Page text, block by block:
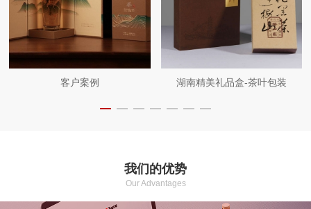
客户案例 湖南精美礼品盒-茶叶包装
我们的优势
Our Advantages